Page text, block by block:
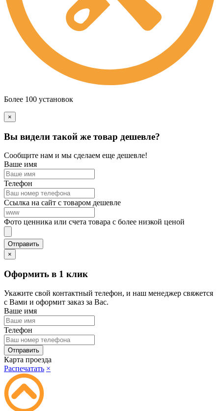
Более 100 установок
×
Вы видели такой же товар дешевле?
Сообщите нам и мы сделаем еще дешевле!
Ваше имя
Телефон
Ссылка на сайт с товаром дешевле
Фото ценника или счета товара с более низкой ценой
×
Оформить в 1 клик
Укажите свой контактный телефон, и наш менеджер свяжется
с Вами и оформит заказ за Вас.
Ваше имя
Телефон
Карта проезда
Распечатать ×